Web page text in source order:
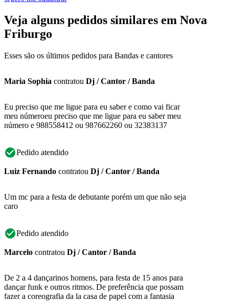
Veja alguns pedidos similares em Nova
Friburgo
Esses são os últimos pedidos para Bandas e cantores
Maria Sophia contratou Dj / Cantor / Banda
Eu preciso que me ligue para eu saber e como vai ficar
meu númeroeu preciso que me ligue para eu saber meu
número e 988558412 ou 987662260 ou 32383137
Pedido atendido
Luiz Fernando contratou Dj / Cantor / Banda
Um mc para a festa de debutante porém um que não seja
caro
Pedido atendido
Marcelo contratou Dj / Cantor / Banda
De 2 a 4 dançarinos homens, para festa de 15 anos para
dançar funk e outros ritmos. De preferência que possam
fazer a coreografia da la casa de papel com a fantasia